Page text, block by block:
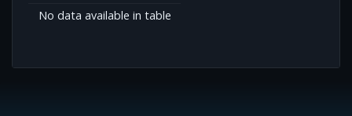
No data available in table